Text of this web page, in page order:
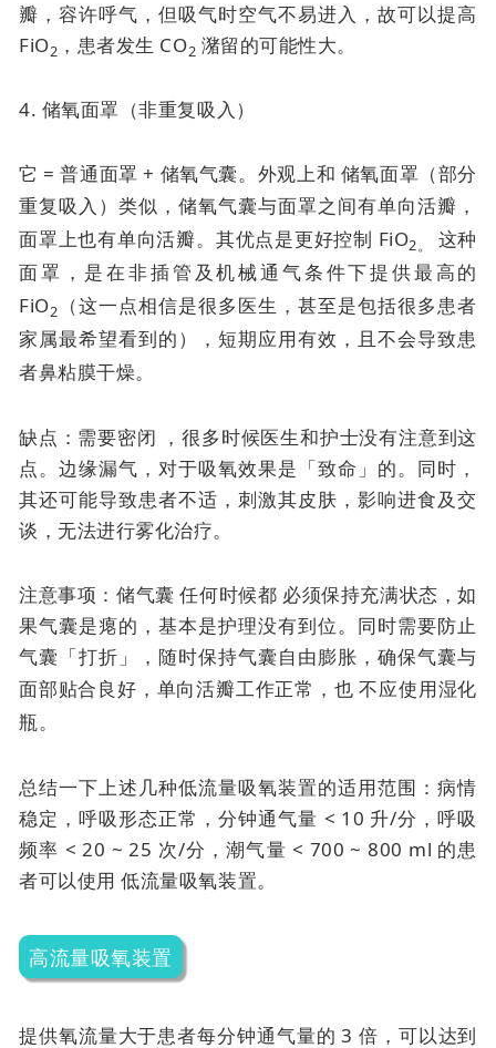
瓣，容许呼气，但吸气时空气不易进入，故可以提高
FiO2 ，患者发生 CO2 潴留的可能性大。
4. 储氧面罩（非重复吸入）
它 = 普通面罩 + 储氧气囊。外观上和 储氧面罩（部分
重复吸入）类似，储氧气囊与面罩之间有单向活瓣，
面罩上也有单向活瓣。其优点是更好控制 FiO2。
这种
面罩，是在非插管及机械通气条件下提供最高的
FiO2
（这一点相信是很多医生，甚至是包括很多患者
家属最希望看到的），短期应用有效，且不会导致患
者鼻粘膜干燥。
缺点：需要密闭 ，很多时候医生和护士没有注意到这
点。边缘漏气，对于吸氧效果是「致命」的。同时，
其还可能导致患者不适，刺激其皮肤，影响进食及交
谈，无法进行雾化治疗。
注意事项：储气囊任何时候都 必须保持充满状态，如
果气囊是瘪的，基本是护理没有到位。同时需要防止
气囊「打折」，随时保持气囊自由膨胀，确保气囊与
面部贴合良好，单向活瓣工作正常，也不应使用湿化
瓶。
总结一下上述几种低流量吸氧装置的适用范围：病情
稳定，呼吸形态正常，分钟通气量 < 10 升/分，呼吸
频率 < 20 ~ 25 次/分，潮气量 < 700 ~ 800 ml 的患
者可以使用低流量吸氧装置。
高流量吸氧装置
提供氧流量大于患者每分钟通气量的 3 倍，可以达到